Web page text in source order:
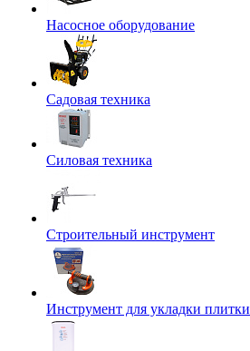
Насосное оборудование
Садовая техника
Силовая техника
Строительный инструмент
Инструмент для укладки плитки